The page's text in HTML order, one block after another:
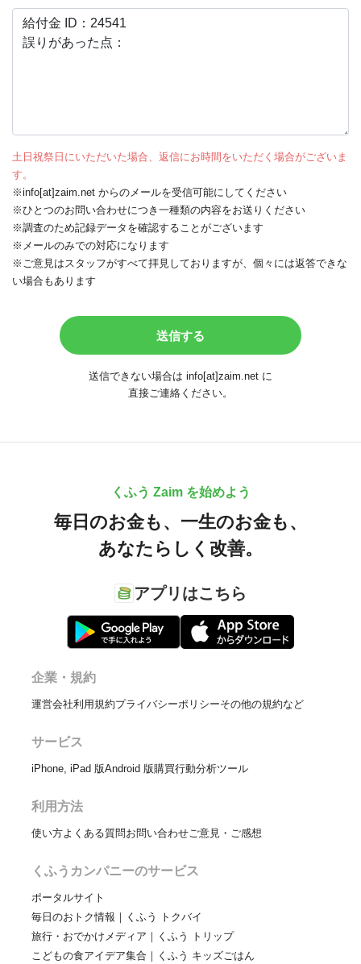
土日祝祭日にいただいた場合、返信にお時間をいただく場合がございま
す。
※info[at]zaim.net からのメールを受信可能にしてください
※ひとつのお問い合わせにつき一種類の内容をお送りください
※調査のため記録データを確認することがございます
※メールのみでの対応になります
※ご意見はスタッフがすべて拝見しておりますが、個々には返答できな
い場合もあります
送信できない場合は info[at]zaim.net に
直接ご連絡ください。
くふう Zaim を始めよう
毎日のお金も、 一生のお金も、
あなたらしく改善。
アプリはこちら
企業・規約
運営会社利用規約プライバシーポリシーその他の規約など
サービス
iPhone, iPad 版Android 版購買行動分析ツール
利用方法
使い方よくある質問お問い合わせご意見・ご感想
くふうカンパニーのサービス
ポータルサイト
毎日のおトク情報｜くふう トクバイ
旅行・おでかけメディア｜くふう トリップ
こどもの食アイデア集合｜くふう キッズごはん